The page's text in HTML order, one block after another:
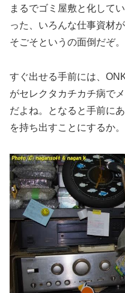
まるでゴミ屋敷と化して
った、いろんな仕事資材
そごそというの面倒だぞ。
すぐ出せる手前には、
がセレクタカチカチ病で
だよね。となると手前に
を持ち出すことにするか。